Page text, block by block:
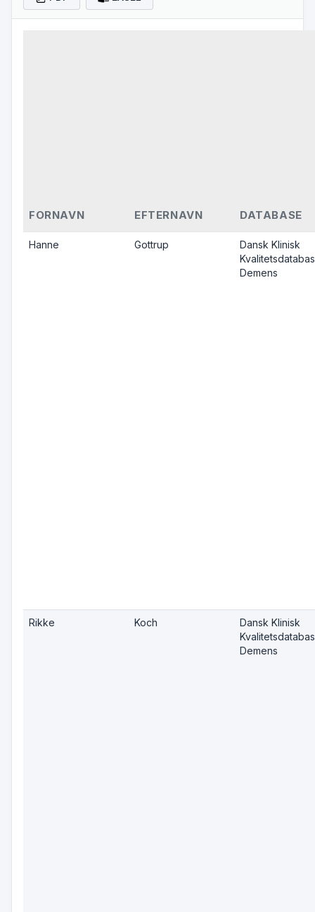
FORNAVN EFTERNAVN DATABASE
Hanne Gottrup
Dansk Klinisk
Demens
Rikke Koch
Dansk Klinisk
Demens